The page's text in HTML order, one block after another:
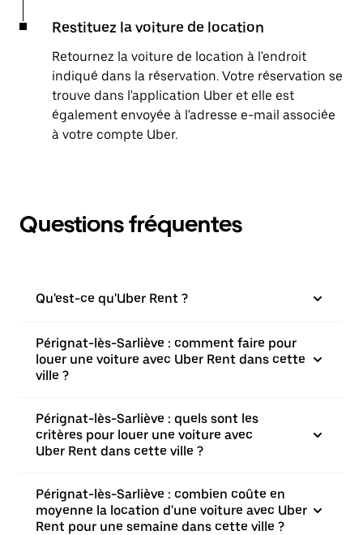
Restituez la voiture de location
Retournez la voiture de location à l'endroit
indiqué dans la réservation. Votre réservation se
trouve dans l'application Uber et elle est
également envoyée à l'adresse e-mail associée
à votre compte Uber.
Questions fréquentes
Qu'est-ce qu'Uber Rent ?
Pérignat-lès-Sarliève : comment faire pour
louer une voiture avec Uber Rent dans cette
ville ?
Pérignat-lès-Sarliève : quels sont les
critères pour louer une voiture avec
Uber Rent dans cette ville ?
Pérignat-lès-Sarliève : combien coûte en
moyenne la location d'une voiture avec Uber
Rent pour une semaine dans cette ville ?